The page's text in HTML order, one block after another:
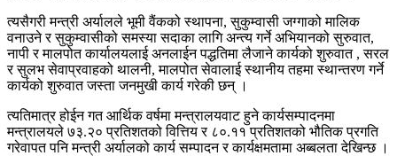
त्यसैगरी मन्त्री अर्यालले भूमी वैंकको स्थापना, सुकुम्वासी जग्गाको मालिक
वनाउने र सुकुम्वासीको समस्या सदाका लागि अन्त्य गर्ने अभियानको सुरुवात,
नापी र मालपोत कार्यालयलाई अनलाईन पद्धतिमा लैजाने कार्यको शुरुवात , सरल
र सुलभ सेवाप्रवाहको थालनी, मालपोत सेवालाई स्थानीय तहमा स्थान्तरण गर्ने
कार्यको शुरुवात जस्ता जनमुखी कार्य गरेकी छन् ।
त्यतिमात्र होईन गत आर्थिक वर्षमा मन्त्रालयवाट हुने कार्यसम्पादनमा
मन्त्रालयले ७३.२० प्रतिशतको वित्तिय र ८०.११ प्रतिशतको भौतिक प्रगति
गरेवापत पनि मन्त्री अर्यालको कार्य सम्पादन र कार्यक्षमतामा अब्बलता देखिन्छ ।